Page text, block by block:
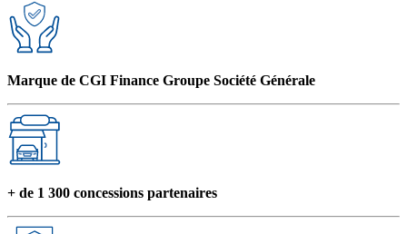
Marque de CGI Finance Groupe Société Générale
+ de 1 300 concessions partenaires